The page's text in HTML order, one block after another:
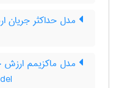
مدل حداکثر جریان
مدل ماکزیمم